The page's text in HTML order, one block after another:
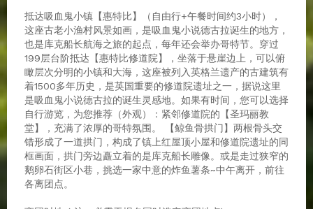
抵达吸血鬼小镇【惠特比】（自由行+午餐时间约3小时），
这座古老小渔村风景如画，是吸血鬼小说德古拉诞生的地方，
也是库克船长航海之旅的起点，每年还会举办哥特节。穿过
199层台阶抵达【惠特比修道院】，坐落于悬崖边上，可以俯
瞰层次分明的小镇和大海，这座被列入英格兰遗产的古建筑有
着1500多年历史，是英国重要的修道院遗址之一，据说这里
是吸血鬼小说德古拉的诞生灵感地。如果有时间，您可以选择
自行游览，为您推荐（外观）：紧邻修道院的【圣玛丽教
堂】，充满了浓厚的哥特氛围。 【鲸鱼骨拱门】两根骨头交
错形成了一道拱门，构成了镇上红屋顶小屋和修道院遗址的同
框画面，拱门旁边矗立着的是库克船长雕像。或是走过狭窄的
鹅卵石街区小巷，挑选一家中意的炸鱼薯条~中午离开，前往
各离团点。